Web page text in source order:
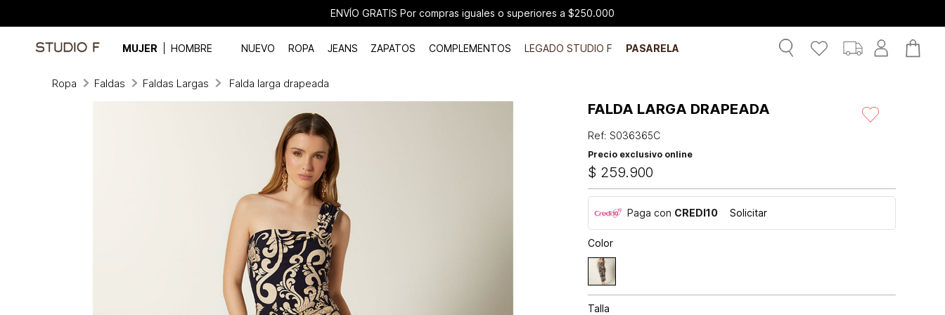
ENVÍO GRATIS Por compras iguales o superiores a $250.000
MUJER HOMBRE NUEVO ROPA JEANS ZAPATOS COMPLEMENTOS LEGADO STUDIO F PASARELA
Ropa Faldas Faldas Largas Falda larga drapeada
FALDA LARGA DRAPEADA
Ref:S036365C
Precio exclusivo online
$ 259.900
Paga con CREDI10 Solicitar
Color
Talla